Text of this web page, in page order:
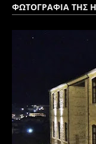
ΦΩΤΟΓΡΑΦΙΑ ΤΗΣ